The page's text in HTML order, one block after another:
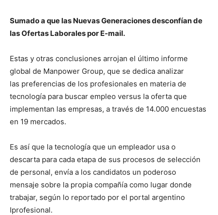
Sumado a que las Nuevas Generaciones desconfían de
las Ofertas Laborales por E-mail.
Estas y otras conclusiones arrojan el último informe
global de Manpower Group, que se dedica analizar
las preferencias de los profesionales en materia de
tecnología para buscar empleo versus la oferta que
implementan las empresas, a través de 14.000 encuestas
en 19 mercados.
Es así que la tecnología que un empleador usa o
descarta para cada etapa de sus procesos de selección
de personal, envía a los candidatos un poderoso
mensaje sobre la propia compañía como lugar donde
trabajar, según lo reportado por el portal argentino
Iprofesional.